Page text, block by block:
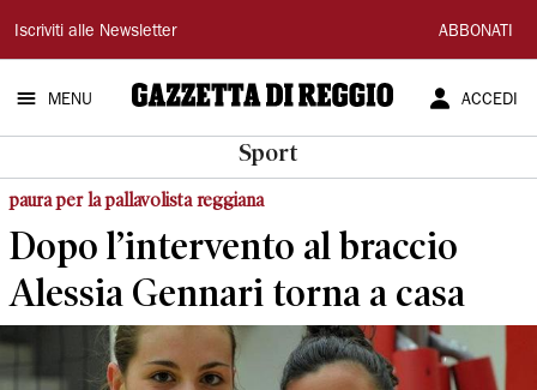
Gazzetta
di
Reggio
Iscriviti alle Newsletter ABBONATI
MENU ACCEDI
Sport
paura per la pallavolista reggiana
Dopo l’intervento al braccio
Alessia Gennari torna a casa